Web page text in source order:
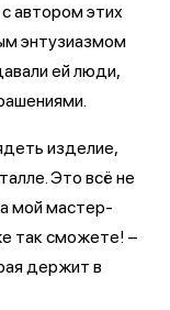
автором этих
энтузиазмом
ей люди,
изделие,
Это всё не
мой мастер-
так сможете! –
держит в